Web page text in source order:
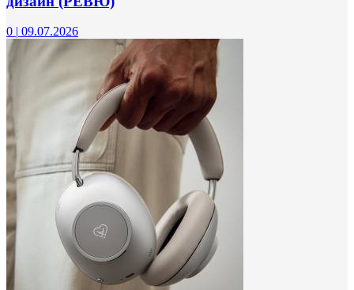
0 | 09.07.2026